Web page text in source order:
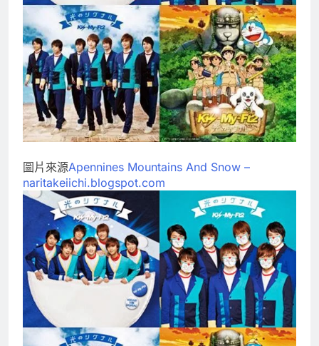
圖片來源Apennines Mountains And Snow –
naritakeiichi.blogspot.com